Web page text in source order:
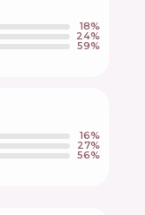
18%
24%
59%
16%
27%
56%